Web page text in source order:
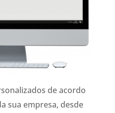
de acordo
sua empresa, desde